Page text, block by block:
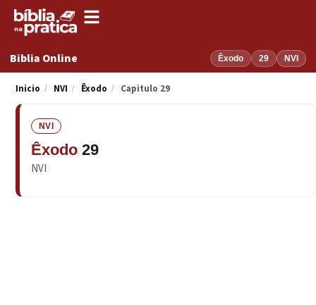
Biblia Online Êxodo 29 NVI
Inicio / NVI / Êxodo / Capitulo 29
NVI
Êxodo 29
NVI